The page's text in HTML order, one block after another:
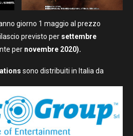
giorno 1 maggio al prezzo
previsto per settembre
per novembre 2020).
sono distribuiti in Italia da